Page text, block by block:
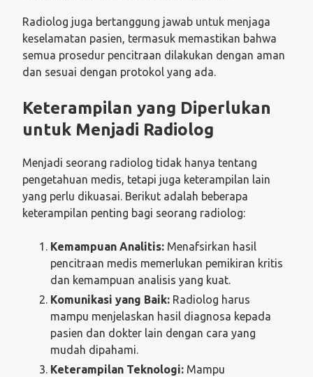
Radiolog juga bertanggung jawab untuk menjaga
keselamatan pasien, termasuk memastikan bahwa
semua prosedur pencitraan dilakukan dengan aman
dan sesuai dengan protokol yang ada.
Keterampilan yang Diperlukan
untuk Menjadi Radiolog
Menjadi seorang radiolog tidak hanya tentang
pengetahuan medis, tetapi juga keterampilan lain
yang perlu dikuasai. Berikut adalah beberapa
keterampilan penting bagi seorang radiolog:
Kemampuan Analitis: Menafsirkan hasil
pencitraan medis memerlukan pemikiran kritis
dan kemampuan analisis yang kuat.
Komunikasi yang Baik: Radiolog harus
mampu menjelaskan hasil diagnosa kepada
pasien dan dokter lain dengan cara yang
mudah dipahami.
Keterampilan Teknologi: Mampu